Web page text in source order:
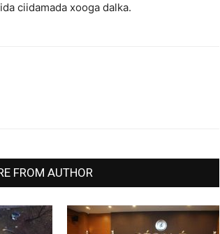
Deg
ciidamada xooga dalka.
FROM AUTHOR